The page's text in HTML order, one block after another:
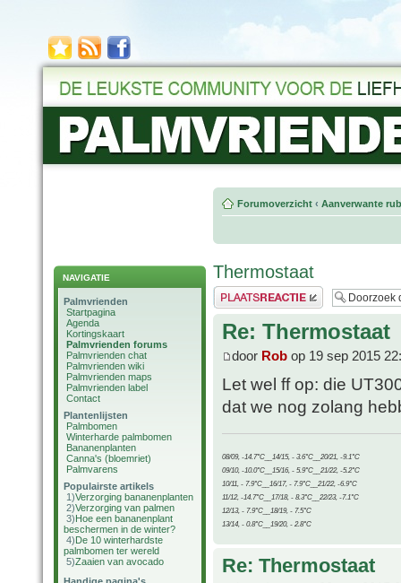
NAVIGATIE
Palmvrienden
Startpagina
Agenda
Kortingskaart
Palmvrienden forums
Palmvrienden chat
Palmvrienden wiki
Palmvrienden maps
Palmvrienden label
Contact
Plantenlijsten
Palmbomen
Winterharde palmbomen
Bananenplanten
Canna's (bloemriet)
Palmvarens
Populairste artikels
1)Verzorging bananenplanten
2)Verzorging van palmen
3)Hoe een bananenplant
beschermen in de winter?
4)De 10 winterhardste
palmbomen ter wereld
5)Zaaien van avocado
Forumoverzicht ‹ Aanverwante
Thermostaat
Plaats een reactie
Re: Thermostaat
door Rob op 19 sep 2015
Let wel ff op: die
dat we nog zolang
08/09, -14.7°C__14/15, - 3.6°C__20/21, -9.1°C
09/10, -10.0°C__15/16, - 5.9°C__21/22, -5.2°C
10/11, - 7.9°C__16/17, - 7.9°C__21/22, -6.9°C
11/12, -14.7°C__17/18, - 8.3°C__22/23, -7.1°C
12/13, - 7.9°C__18/19, - 7.5°C
13/14, - 0.8°C__19/20, - 2.8°C
Re: Thermostaat